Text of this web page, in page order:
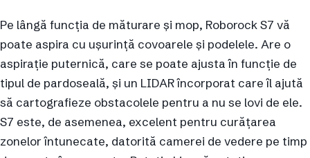
Pe lângă funcția de măturare și mop, Roborock S7 vă
poate aspira cu ușurință covoarele și podelele. Are o
aspirație puternică, care se poate ajusta în funcție de
tipul de pardoseală, și un LIDAR încorporat care îl ajută
să cartografieze obstacolele pentru a nu se lovi de ele.
S7 este, de asemenea, excelent pentru curățarea
zonelor întunecate, datorită camerei de vedere pe timp